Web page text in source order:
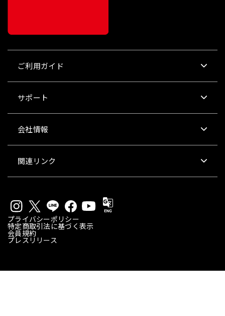
ご利用ガイド
サポート
会社情報
関連リンク
プライバシーポリシー
特定商取引法に基づく表示
会員規約
プレスリリース